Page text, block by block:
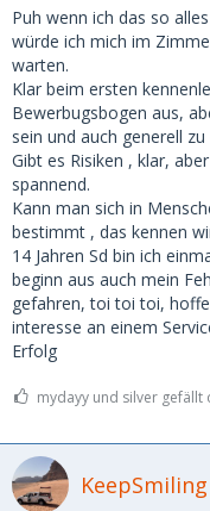
Puh wenn ich das so
würde ich mich im
warten.
Klar beim ersten
Bewerbugsbogen aus,
sein und auch generell
Gibt es Risiken , klar,
spannend.
Kann man sich in
bestimmt , das kennen
14 Jahren Sd bin ich
beginn aus auch mein
gefahren, toi toi toi,
interesse an einem
Erfolg
mydayy und silver gefällt
KeepSmiling